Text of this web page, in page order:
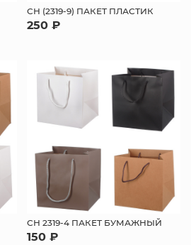
СН (2319-9) ПАКЕТ ПЛАСТИК
250 ₽
СН 2319-4 ПАКЕТ БУМАЖНЫЙ
150 ₽